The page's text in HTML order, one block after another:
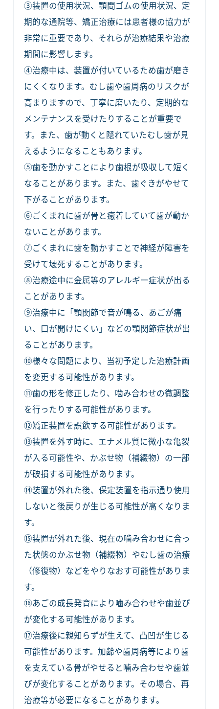
③装置の使用状況、顎間ゴムの使用状況、定
期的な通院等、矯正治療には患者様の協力が
非常に重要であり、それらが治療結果や治療
期間に影響します。
④治療中は、装置が付いているため歯が磨き
にくくなります。むし歯や歯周病のリスクが
高まりますので、丁寧に磨いたり、定期的な
メンテナンスを受けたりすることが重要で
す。また、歯が動くと隠れていたむし歯が見
えるようになることもあります。
⑤歯を動かすことにより歯根が吸収して短く
なることがあります。また、歯ぐきがやせて
下がることがあります。
⑥ごくまれに歯が骨と癒着していて歯が動か
ないことがあります。
⑦ごくまれに歯を動かすことで神経が障害を
受けて壊死することがあります。
⑧治療途中に金属等のアレルギー症状が出る
ことがあります。
⑨治療中に「顎関節で音が鳴る、あごが痛
い、口が開けにくい」などの顎関節症状が出
ることがあります。
⑩様々な問題により、当初予定した治療計画
を変更する可能性があります。
⑪歯の形を修正したり、噛み合わせの微調整
を行ったりする可能性があります。
⑫矯正装置を誤飲する可能性があります。
⑬装置を外す時に、エナメル質に微小な亀裂
が入る可能性や、かぶせ物（補綴物）の一部
が破損する可能性があります。
⑭装置が外れた後、保定装置を指示通り使用
しないと後戻りが生じる可能性が高くなりま
す。
⑮装置が外れた後、現在の噛み合わせに合っ
た状態のかぶせ物（補綴物）やむし歯の治療
（修復物）などをやりなおす可能性がありま
す。
⑯あごの成長発育により噛み合わせや歯並び
が変化する可能性があります。
⑰治療後に親知らずが生えて、凸凹が生じる
可能性があります。加齢や歯周病等により歯
を支えている骨がやせると噛み合わせや歯並
びが変化することがあります。その場合、再
治療等が必要になることがあります。